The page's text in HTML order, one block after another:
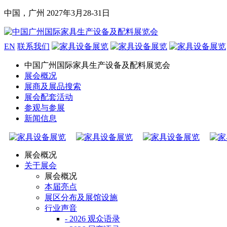
中国，广州 2027年3月28-31日
EN 联系我们
中国广州国际家具生产设备及配料展览会
展会概况
展商及展品搜索
展会配套活动
参观与参展
新闻信息
展会概况
关于展会
展会概况
本届亮点
展区分布及展馆设施
行业声音
- 2026 观众语录